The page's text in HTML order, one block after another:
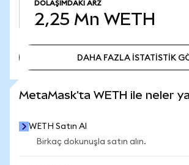
DOLAŞIMDAKI ARZ
2,25 Mn WETH
DAHA FAZLA İSTATİSTİK
MetaMask'ta WETH ile neler
WETH Satın Al
Birkaç dokunuşla satın alın.